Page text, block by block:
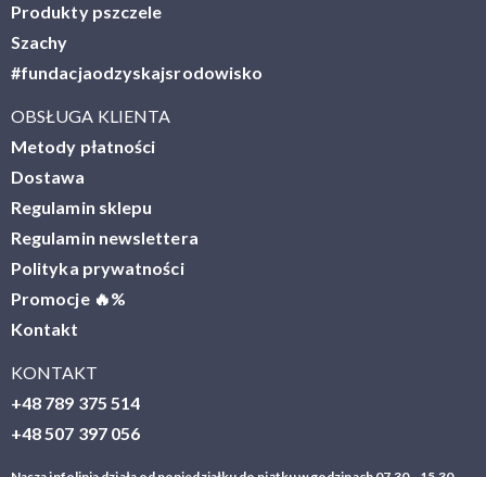
Produkty pszczele
Szachy
#fundacjaodzyskajsrodowisko
OBSŁUGA KLIENTA
Metody płatności
Dostawa
Regulamin sklepu
Regulamin newslettera
Polityka prywatności
Promocje 🔥%
Kontakt
KONTAKT
+48 789 375 514
+48 507 397 056